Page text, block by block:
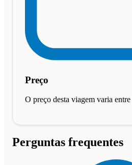
Preço
O preço desta viagem varia entre
Perguntas frequentes